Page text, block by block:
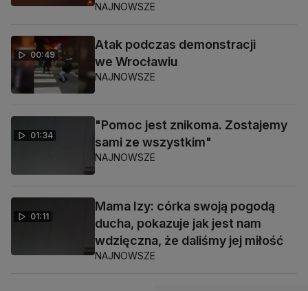
NAJNOWSZE
00:49
Atak podczas demonstracji
we Wrocławiu
NAJNOWSZE
01:34
"Pomoc jest znikoma. Zostajemy
sami ze wszystkim"
NAJNOWSZE
01:11
Mama Izy: córka swoją pogodą
ducha, pokazuje jak jest nam
wdzięczna, że daliśmy jej miłość
NAJNOWSZE